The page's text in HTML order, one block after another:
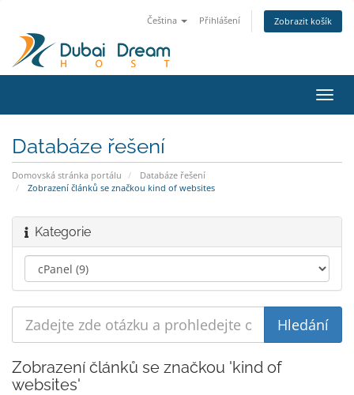
Čeština Přihlášení Zobrazit košík
Databáze řešení
Domovská stránka portálu
Databáze řešení
Zobrazení článků se značkou kind of websites
Kategorie
Zobrazení článků se značkou 'kind of
websites'